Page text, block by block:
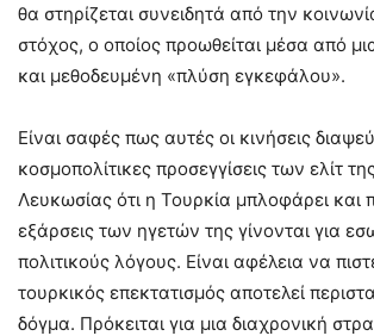
θα στηρίζεται συνειδητά από την
στόχος, ο οποίος προωθείται μέσα από
και μεθοδευμένη «πλύση εγκεφάλου».
Είναι σαφές πως αυτές οι κινήσεις
κοσμοπολίτικες προσεγγίσεις των ελίτ
Λευκωσίας ότι η Τουρκία μπλοφάρει και
εξάρσεις των ηγετών της γίνονται για
πολιτικούς λόγους. Είναι αφέλεια να
τουρκικός επεκτατισμός αποτελεί
δόγμα. Πρόκειται για μια διαχρονική